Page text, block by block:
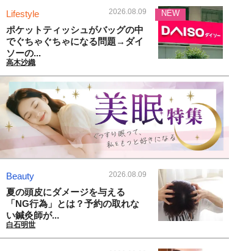
Lifestyle 2026.08.09
ポケットティッシュがバッグの中
でぐちゃぐちゃになる問題→ダイ
ソーの...
高木沙織
NEW
Beauty 2026.08.09
夏の頭皮にダメージを与える
「NG行為」とは？予約の取れな
い鍼灸師が...
白石明世